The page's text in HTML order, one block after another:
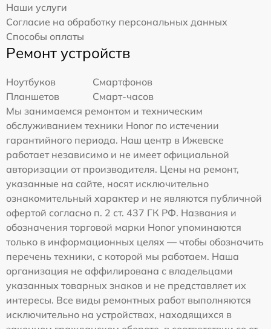
Наши услуги
Согласие на обработку персональных данных
Способы оплаты
Ремонт устройств
Ноутбуков
Смартфонов
Планшетов
Смарт-часов
Мы занимаемся ремонтом и техническим
обслуживанием техники Honor по истечении
гарантийного периода. Наш центр в Ижевске
работает независимо и не имеет официальной
авторизации от производителя. Цены на ремонт,
указанные на сайте, носят исключительно
ознакомительный характер и не являются публичной
офертой согласно п. 2 ст. 437 ГК РФ. Названия и
обозначения торговой марки Honor упоминаются
только в информационных целях — чтобы обозначить
перечень техники, с которой мы работаем. Наша
организация не аффилирована с владельцами
указанных товарных знаков и не представляет их
интересы. Все виды ремонтных работ выполняются
исключительно на устройствах, находящихся в